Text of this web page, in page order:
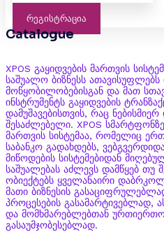
Რეგისტრაცია
Catalogue
XPOS გაყიდვების მართვის
საშუალო ბიზნესს ათავისუფლებს
მოწყობილობებისგან და მათ
ინსტრუმენტს გაყიდვების
დამუშავებისთვის, რაც
შესაძლებელი. XPOS
მართვის სისტემაა, რომელიც
საბანკო გადახდებს,
მიწოდების სისტემებიდან
საშუალებას აძლევს დამწყებ თუ
ობიექტებს ყველანაირი
მათი ბიზნესის
პროცესების გასამარტივებლად,
და მომხმარებლებთან
გასაუმჯობესებლად.